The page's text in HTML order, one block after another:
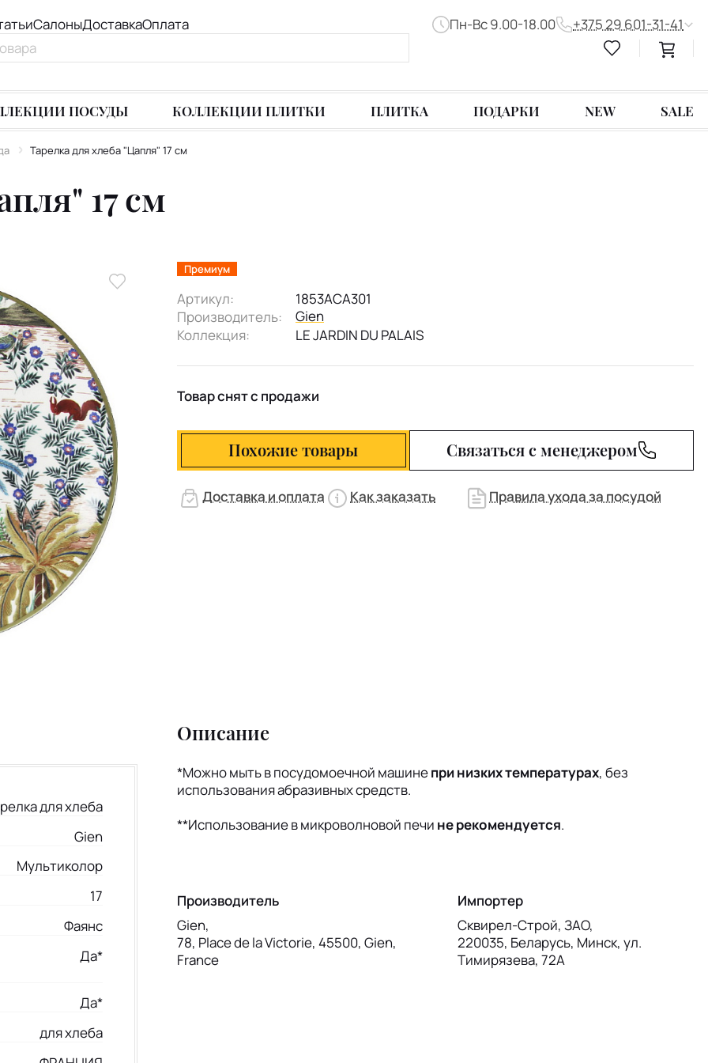
СалоныДоставкаОплата Пн-Вс 9.00-18.00 +375 29 601-31-41
ПОСУДЫ КОЛЛЕКЦИИ ПЛИТКИ ПЛИТКА ПОДАРКИ NEW SALE
Тарелка для хлеба "Цапля" 17 см
17 см
Премиум
Артикул:
1853ACA301
Производитель:
Gien
Коллекция:
LE JARDIN DU PALAIS
Товар снят с продажи
Похожие товары Связаться с менеджером
Доставка и оплата Как заказать Правила ухода за посудой
для хлеба
Gien
Мультиколор
17
Фаянс
Да*
Да*
для хлеба
Описание
*Можно мыть в посудомоечной машинепри низких температурах, без
использования абразивных средств.
**Использование в микроволновой печи не рекомендуется.
Производитель
Gien,
78, Place de la Victorie, 45500, Gien,
France
Импортер
Сквирел-Строй, ЗАО,
220035, Беларусь, Минск, ул.
Тимирязева, 72А